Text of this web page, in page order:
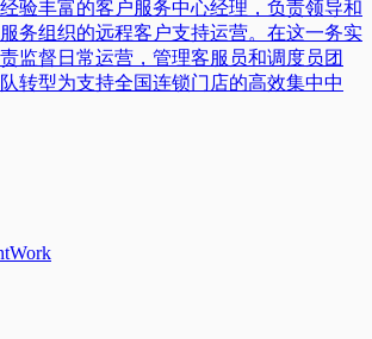
验丰富的客户服务中心经理，负责领导和
务组织的远程客户支持运营。在这一务实
监督日常运营，管理客服员和调度员团
转型为支持全国连锁门店的高效集中中